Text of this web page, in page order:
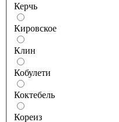
Керчь
Кировское
Клин
Кобулети
Коктебель
Кореиз